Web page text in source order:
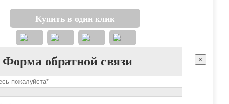
Купить в один клик
×
Форма обратной связи